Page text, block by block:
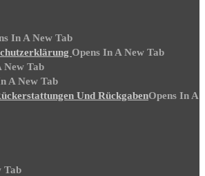
In A New Tab
Opens In A New Tab
New Tab
A New Tab
Und RückgabenOpens In A
Tab